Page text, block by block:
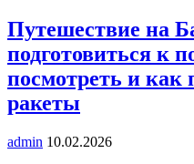
Путешествие на
подготовиться к
посмотреть и как
ракеты
admin 10.02.2026